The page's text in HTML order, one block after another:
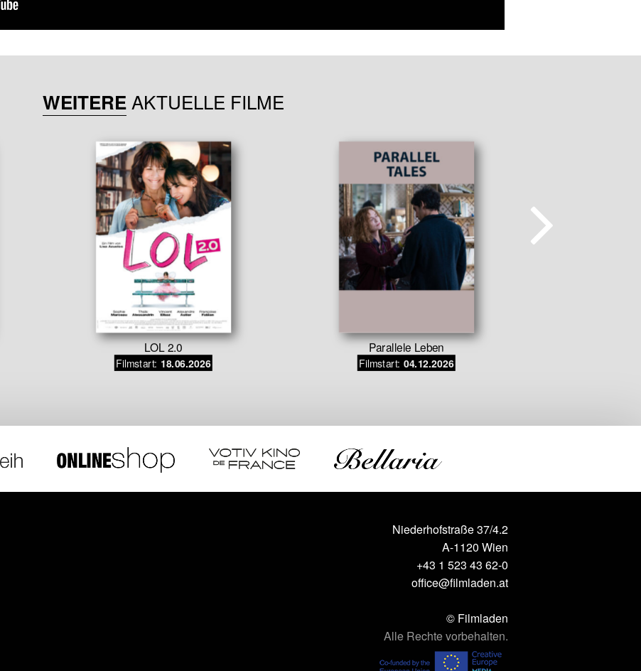
WEITERE AKTUELLE FILME
LOL 2.0
Filmstart: 18.06.2026
Parallele Leben
Filmstart: 04.12.2026
Niederhofstraße 37/4.2
A-1120 Wien
+43 1 523 43 62-0
office@filmladen.at
© Filmladen
Alle Rechte vorbehalten.